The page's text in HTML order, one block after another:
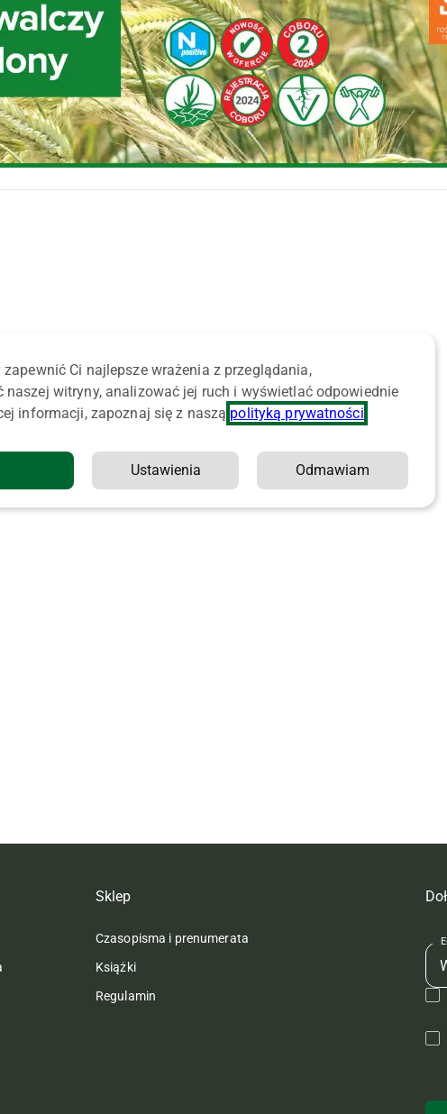
Sklep
Czasopisma i prenumerata
Książki
Regulamin
Ci najlepsze wrażenia z przeglądania,
naszej witryny, analizować jej ruch i wyświetlać odpowiednie
informacji, zapoznaj się z naszą polityką prywatności
Ustawienia Odmawiam